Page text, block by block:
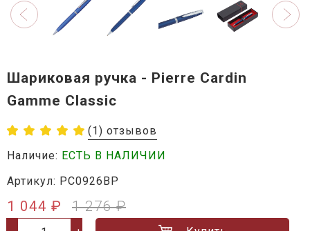
Шариковая ручка - Pierre Cardin
Gamme Classic
(1) отзывов
Наличие: ЕСТЬ В НАЛИЧИИ
Артикул: PC0926BP
1 044 ₽ 1 276 ₽